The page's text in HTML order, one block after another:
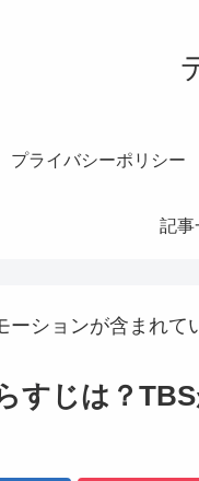
プライバシーポリシー
記事
ションが含まれて
すじは？